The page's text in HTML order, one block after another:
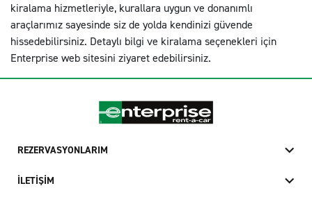
kiralama hizmetleriyle, kurallara uygun ve donanımlı
araçlarımız sayesinde siz de yolda kendinizi güvende
hissedebilirsiniz. Detaylı bilgi ve kiralama seçenekleri için
Enterprise web sitesini ziyaret edebilirsiniz.
REZERVASYONLARIM
İLETİŞİM